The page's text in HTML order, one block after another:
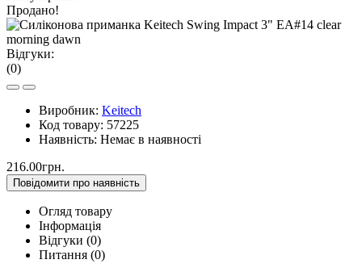
Продано!
Відгуки:
(0)
Виробник: Keitech
Код товару: 57225
Наявність: Немає в наявності
216.00грн.
Повідомити про наявність
Огляд товару
Інформація
Відгуки (0)
Питання (0)